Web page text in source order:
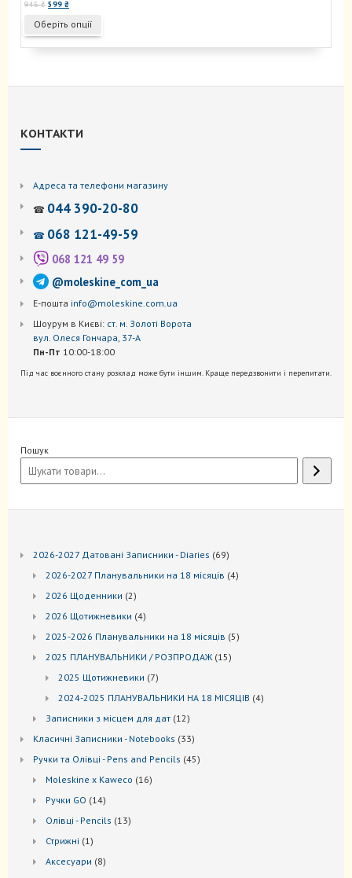
945₴ Оригінальна
945 ₴.
599 ₴Поточна
599 ₴.
Оберіть опції
має
КОНТАКТИ
Адреса та телефони магазину
☎ 044 390-20-80
☎ 068 121-49-59
068 121 49 59
@moleskine_com_ua
Е-пошта info@moleskine.com.ua
Шоурум в Києві: ст. м. Золоті Ворота
вул. Олеся Гончара, 37-А
Пн-Пт 10:00-18:00
Під час воєнного стану розклад може бути іншим. Краще передзвонити і перепитати.
Пошук
2026-2027 Датовані Записники - Diaries 6969
2026-2027 Планувальники на 18 місяців 44
2026 Щоденники 22
2026 Щотижневики 44
2025-2026 Планувальники на 18 місяців 55
2025 ПЛАНУВАЛЬНИКИ / РОЗПРОДАЖ 1515
2025 Щотижневики 77
2024-2025 ПЛАНУВАЛЬНИКИ НА 18 МІСЯЦІВ 44
Записники з місцем для дат 1212
Kласичні Записники - Notebooks 3333
Ручки та Олівці - Pens and Pencils 4545
Moleskine x Kaweco 1616
Ручки GO 1414
Oлівці - Pencils 1313
Стрижні 1 1
Аксесуари 88